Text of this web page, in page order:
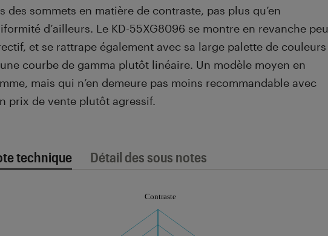
des sommets en matière de contraste, pas plus qu’en
d’ailleurs. Le KD-55XG8096 se montre en revanche peu
et se rattrape également avec sa large palette de couleurs
courbe de gamma plutôt linéaire. Un modèle moyen en
mais qui n’en demeure pas moins recommandable avec
prix de vente plutôt agressif.
technique Détail des sous notes